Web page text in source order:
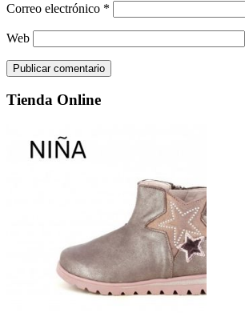
Correo electrónico *
Web
Tienda Online